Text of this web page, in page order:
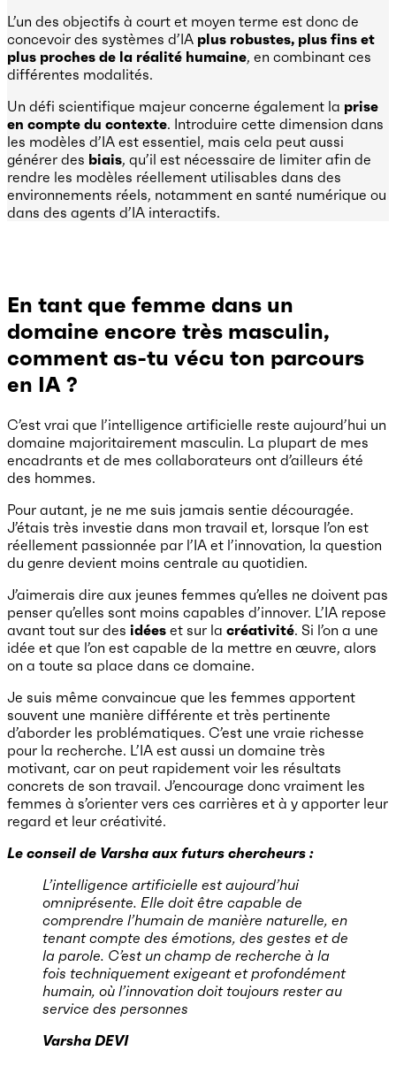
L’un des objectifs à court et moyen terme est donc de
concevoir des systèmes d’IA plus robustes, plus fins et
plus proches de la réalité humaine, en combinant ces
différentes modalités.
Un défi scientifique majeur concerne également la prise
en compte du contexte. Introduire cette dimension dans
les modèles d’IA est essentiel, mais cela peut aussi
générer des biais, qu’il est nécessaire de limiter afin de
rendre les modèles réellement utilisables dans des
environnements réels, notamment en santé numérique ou
dans des agents d’IA interactifs.
En tant que femme dans un
domaine encore très masculin,
comment as-tu vécu ton parcours
en IA ?
C’est vrai que l’intelligence artificielle reste aujourd’hui un
domaine majoritairement masculin. La plupart de mes
encadrants et de mes collaborateurs ont d’ailleurs été
des hommes.
Pour autant, je ne me suis jamais sentie découragée.
J’étais très investie dans mon travail et, lorsque l’on est
réellement passionnée par l’IA et l’innovation, la question
du genre devient moins centrale au quotidien.
J’aimerais dire aux jeunes femmes qu’elles ne doivent pas
penser qu’elles sont moins capables d’innover. L’IA repose
avant tout sur des idées et sur la créativité. Si l’on a une
idée et que l’on est capable de la mettre en œuvre, alors
on a toute sa place dans ce domaine.
Je suis même convaincue que les femmes apportent
souvent une manière différente et très pertinente
d’aborder les problématiques. C’est une vraie richesse
pour la recherche. L’IA est aussi un domaine très
motivant, car on peut rapidement voir les résultats
concrets de son travail. J’encourage donc vraiment les
femmes à s’orienter vers ces carrières et à y apporter leur
regard et leur créativité.
Le conseil de Varsha aux futurs chercheurs :
L’intelligence artificielle est aujourd’hui
omniprésente. Elle doit être capable de
comprendre l’humain de manière naturelle, en
tenant compte des émotions, des gestes et de
la parole. C’est un champ de recherche à la
fois techniquement exigeant et profondément
humain, où l’innovation doit toujours rester au
service des personnes
Varsha DEVI